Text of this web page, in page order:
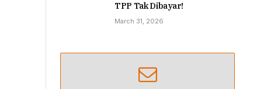
TPP Tak Dibayar!
March 31, 2026